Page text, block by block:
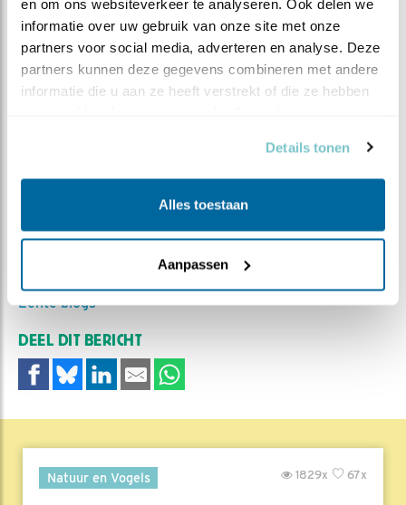
en om ons websiteverkeer te analyseren. Ook delen we
informatie over uw gebruik van onze site met onze
partners voor social media, adverteren en analyse. Deze
partners kunnen deze gegevens combineren met andere
informatie die u aan ze heeft verstrekt of die ze hebben
Details tonen
Alles toestaan
Aanpassen
Vind ik leuk
MEER OVER
Alle Beleef de
Lente blogs
DEEL DIT BERICHT
Natuur en Vogels 67x
1829x